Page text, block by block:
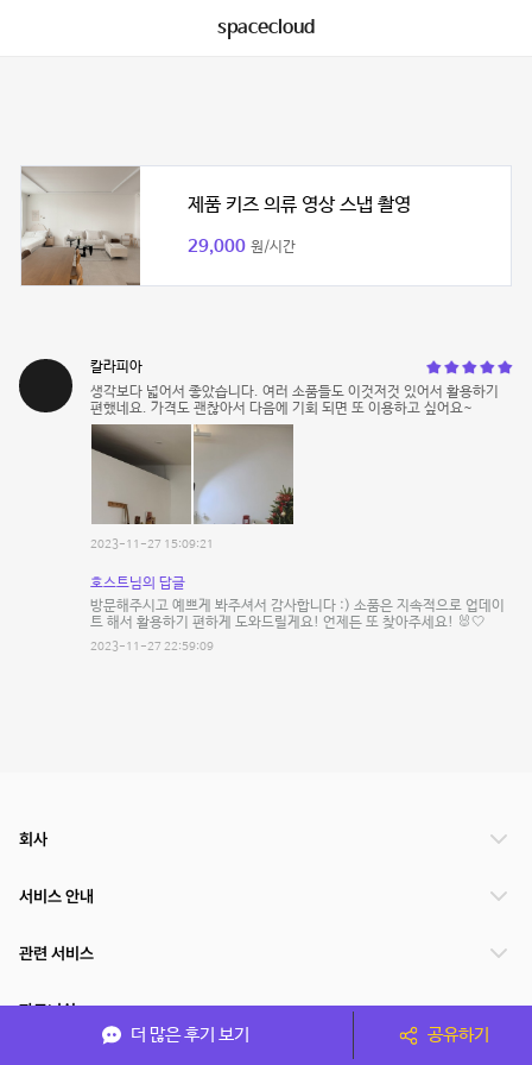
spacecloud
제품 키즈 의류 영상 스냅 촬영
29,000 원/시간
칼라피아
생각보다 넓어서 좋았습니다. 여러 소품들도 이것저것 있어서 활용하기
편했네요. 가격도 괜찮아서 다음에 기회 되면 또 이용하고 싶어요~
2023-11-27 15:09:21
호스트님의 답글
방문해주시고 예쁘게 봐주셔서 감사합니다 :) 소품은 지속적으로 업데이
트 해서 활용하기 편하게 도와드릴게요! 언제든 또 찾아주세요! 🐰🤍
2023-11-27 22:59:09
더 많은 후기 보기 공유하기
회사
서비스 안내
관련 서비스
파트너쉽